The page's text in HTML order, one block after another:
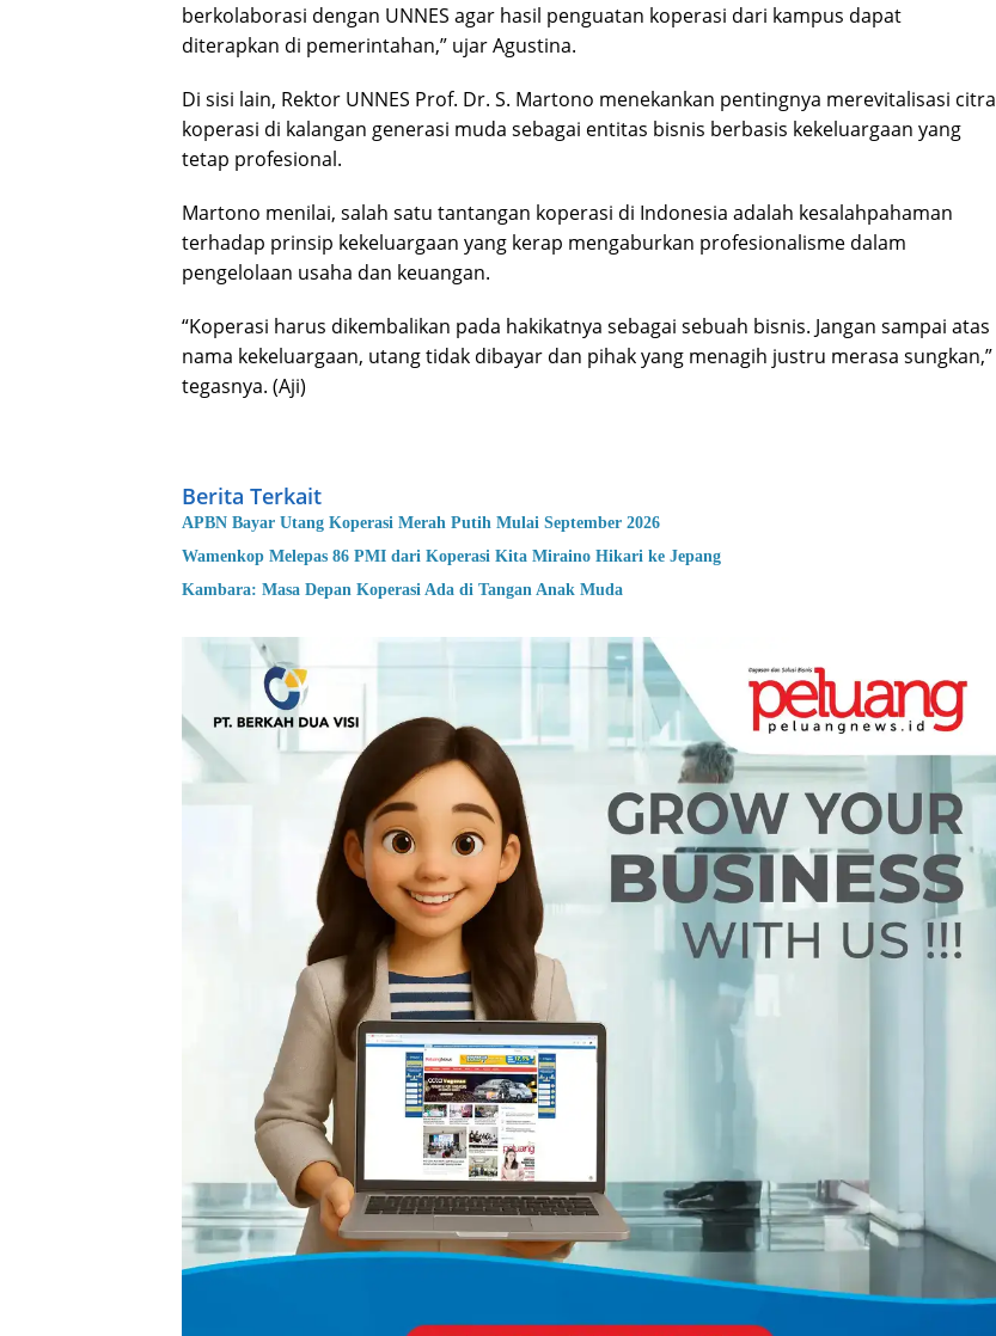
berkolaborasi dengan UNNES agar hasil penguatan koperasi dari kampus dapat
diterapkan di pemerintahan,” ujar Agustina.
Di sisi lain, Rektor UNNES Prof. Dr. S. Martono menekankan pentingnya merevitalisasi citra
koperasi di kalangan generasi muda sebagai entitas bisnis berbasis kekeluargaan yang
tetap profesional.
Martono menilai, salah satu tantangan koperasi di Indonesia adalah kesalahpahaman
terhadap prinsip kekeluargaan yang kerap mengaburkan profesionalisme dalam
pengelolaan usaha dan keuangan.
“Koperasi harus dikembalikan pada hakikatnya sebagai sebuah bisnis. Jangan sampai atas
nama kekeluargaan, utang tidak dibayar dan pihak yang menagih justru merasa sungkan,”
tegasnya. (Aji)
Berita Terkait
APBN Bayar Utang Koperasi Merah Putih Mulai September 2026
Wamenkop Melepas 86 PMI dari Koperasi Kita Miraino Hikari ke Jepang
Kambara: Masa Depan Koperasi Ada di Tangan Anak Muda